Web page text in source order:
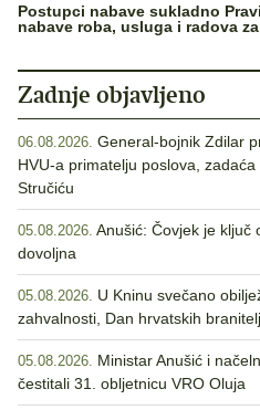
Postupci nabave sukladno
nabave roba, usluga i radova
Zadnje objavljeno
06.08.2026. General-bojnik Zdilar
HVU-a primatelju poslova,
Stručiću
05.08.2026. Anušić: Čovjek je ključ
dovoljna
05.08.2026. U Kninu svečano
zahvalnosti, Dan hrvatskih
05.08.2026. Ministar Anušić i
čestitali 31. obljetnicu VRO Oluja